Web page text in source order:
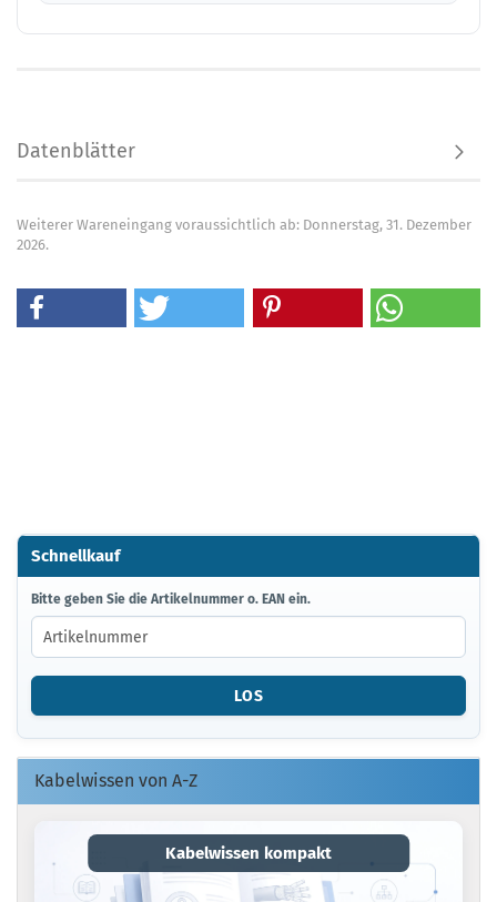
Datenblätter
Weiterer Wareneingang voraussichtlich ab: Donnerstag, 31. Dezember
2026.
Schnellkauf
BITTE
GEBEN
SIE
DIE
ARTIKELNUMMER
EAN
EIN.
Bitte geben Sie die Artikelnummer o. EAN ein.
LOS
Kabelwissen von A-Z
Kabelwissen kompakt